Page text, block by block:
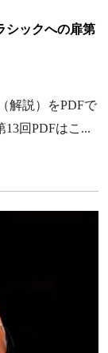
シックへの扉第
解説）をPDFで
回PDFはこ...